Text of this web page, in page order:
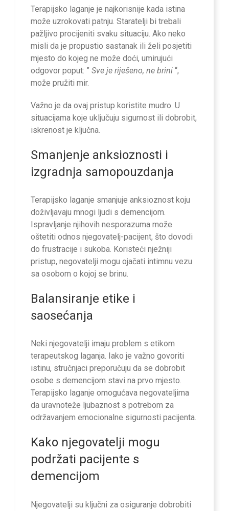
Terapijsko laganje je najkorisnije kada istina
može uzrokovati patnju. Staratelji bi trebali
pažljivo procijeniti svaku situaciju. Ako neko
misli da je propustio sastanak ili želi posjetiti
mjesto do kojeg ne može doći, umirujući
odgovor poput: ” Sve je riješeno, ne brini “,
može pružiti mir.
Važno je da ovaj pristup koristite mudro. U
situacijama koje uključuju sigurnost ili dobrobit,
iskrenost je ključna.
Smanjenje anksioznosti i
izgradnja samopouzdanja
Terapijsko laganje smanjuje anksioznost koju
doživljavaju mnogi ljudi s demencijom.
Ispravljanje njihovih nesporazuma može
oštetiti odnos njegovatelj-pacijent, što dovodi
do frustracije i sukoba. Koristeći nježniji
pristup, negovatelji mogu ojačati intimnu vezu
sa osobom o kojoj se brinu.
Balansiranje etike i
saosećanja
Neki njegovatelji imaju problem s etikom
terapeutskog laganja. Iako je važno govoriti
istinu, stručnjaci preporučuju da se dobrobit
osobe s demencijom stavi na prvo mjesto.
Terapijsko laganje omogućava negovateljima
da uravnoteže ljubaznost s potrebom za
održavanjem emocionalne sigurnosti pacijenta.
Kako njegovatelji mogu
podržati pacijente s
demencijom
Njegovatelji su ključni za osiguranje dobrobiti